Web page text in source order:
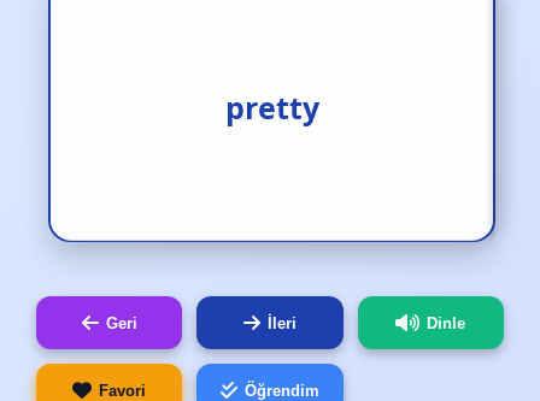
pretty
3.güzel [s.]
Geri İleri Dinle
Favori Öğrendim